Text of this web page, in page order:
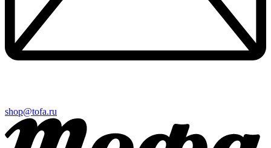
shop@tofa.ru